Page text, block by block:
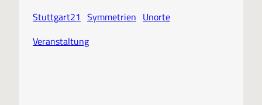
Stuttgart21 Symmetrien Unorte
Veranstaltung